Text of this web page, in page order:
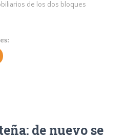
de los dos bloques
de nuevo se